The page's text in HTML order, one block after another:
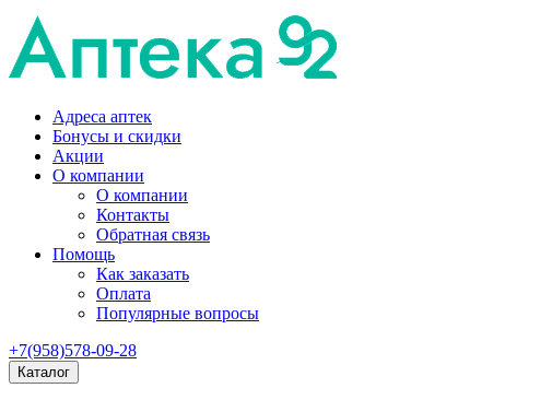
Адреса аптек
Бонусы и скидки
Акции
О компании
О компании
Контакты
Обратная связь
Помощь
Как заказать
Оплата
Популярные вопросы
+7(958)578-09-28
Каталог